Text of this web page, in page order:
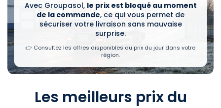
Avec Groupasol, le prix est bloqué au moment
de la commande, ce qui vous permet de
sécuriser votre livraison sans mauvaise
surprise.
👉 Consultez les offres disponibles au prix du jour dans votre
région.
Les meilleurs prix du